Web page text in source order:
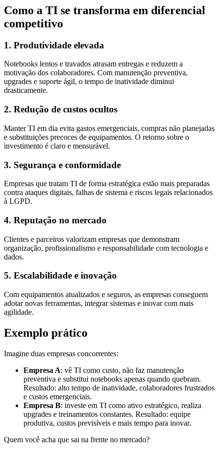
Como a TI se transforma em diferencial
competitivo
1. Produtividade elevada
Notebooks lentos e travados atrasam entregas e reduzem a
motivação dos colaboradores. Com manutenção preventiva,
upgrades e suporte ágil, o tempo de inatividade diminui
drasticamente.
2. Redução de custos ocultos
Manter TI em dia evita gastos emergenciais, compras não planejadas
e substituições precoces de equipamentos. O retorno sobre o
investimento é claro e mensurável.
3. Segurança e conformidade
Empresas que tratam TI de forma estratégica estão mais preparadas
contra ataques digitais, falhas de sistema e riscos legais relacionados
à LGPD.
4. Reputação no mercado
Clientes e parceiros valorizam empresas que demonstram
organização, profissionalismo e responsabilidade com tecnologia e
dados.
5. Escalabilidade e inovação
Com equipamentos atualizados e seguros, as empresas conseguem
adotar novas ferramentas, integrar sistemas e inovar com mais
agilidade.
Exemplo prático
Imagine duas empresas concorrentes:
Empresa A: vê TI como custo, não faz manutenção
preventiva e substitui notebooks apenas quando quebram.
Resultado: alto tempo de inatividade, colaboradores frustrados
e custos emergenciais.
Empresa B: investe em TI como ativo estratégico, realiza
upgrades e treinamentos constantes. Resultado: equipe
produtiva, custos previsíveis e mais tempo para inovar.
Quem você acha que sai na frente no mercado?